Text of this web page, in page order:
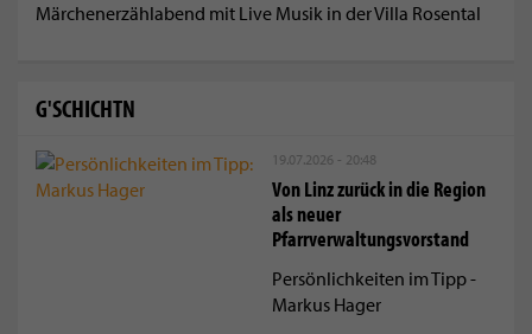
Märchenerzählabend mit Live Musik in der Villa Rosental
G'SCHICHTN
19.07.2026 - 20:48
Von Linz zurück in die Region
als neuer
Pfarrverwaltungsvorstand
Persönlichkeiten im Tipp -
Markus Hager